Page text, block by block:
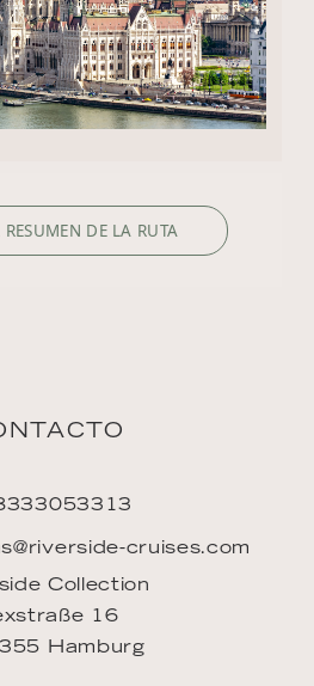
RESUMEN DE LA RUTA
cruises.com
Collection
16
Hamburg